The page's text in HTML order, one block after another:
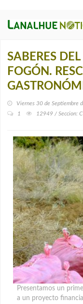
SABERES
FOGÓN.
Viernes 30 de Septiembre
1
12949 / Seccion:
Presentamos un
a un proyecto